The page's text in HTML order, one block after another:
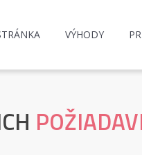
VÝHODY